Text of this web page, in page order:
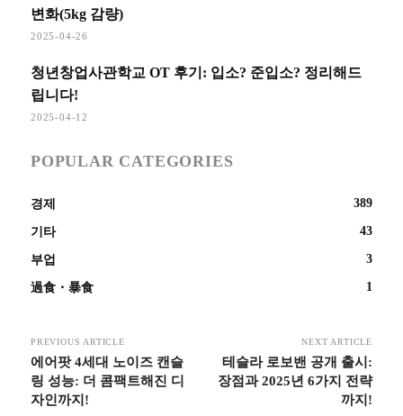
변화(5kg 감량)
2025-04-26
청년창업사관학교 OT 후기: 입소? 준입소? 정리해드
립니다!
2025-04-12
POPULAR CATEGORIES
경제 389
기타 43
부업 3
過食・暴食 1
PREVIOUS ARTICLE
에어팟 4세대 노이즈 캔슬
링 성능: 더 콤팩트해진 디
자인까지!
NEXT ARTICLE
테슬라 로보밴 공개 출시:
장점과 2025년 6가지 전략
까지!